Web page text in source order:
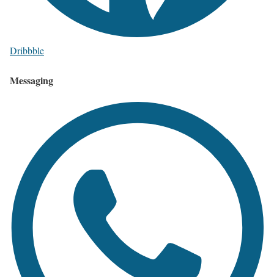
Dribbble
Messaging